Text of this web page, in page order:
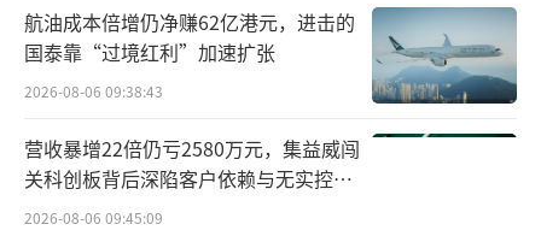
在地产下行周期，地产股的吸引力大不如
从前，估值也是一降再降，而“彻底”转型免
多次谋求转型
航油成本倍增仍净赚62亿港元，进击的
国泰靠“过境红利”加速扩张
2026-08-06 09:38:43
营收暴增22倍仍亏2580万元，集益威闯
关科创板背后深陷客户依赖与无实控人
困局
2026-08-06 09:45:09